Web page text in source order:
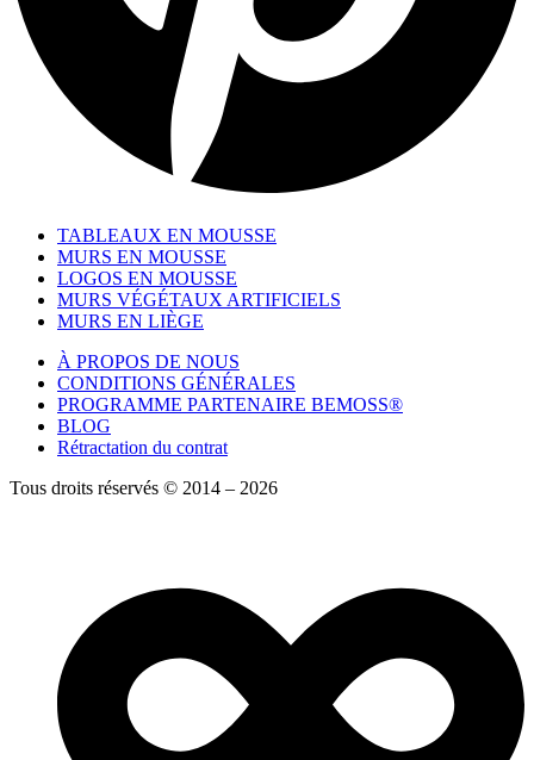
TABLEAUX EN MOUSSE
MURS EN MOUSSE
LOGOS EN MOUSSE
MURS VÉGÉTAUX ARTIFICIELS
MURS EN LIÈGE
À PROPOS DE NOUS
CONDITIONS GÉNÉRALES
PROGRAMME PARTENAIRE BEMOSS®
BLOG
Rétractation du contrat
Tous droits réservés © 2014 – 2026